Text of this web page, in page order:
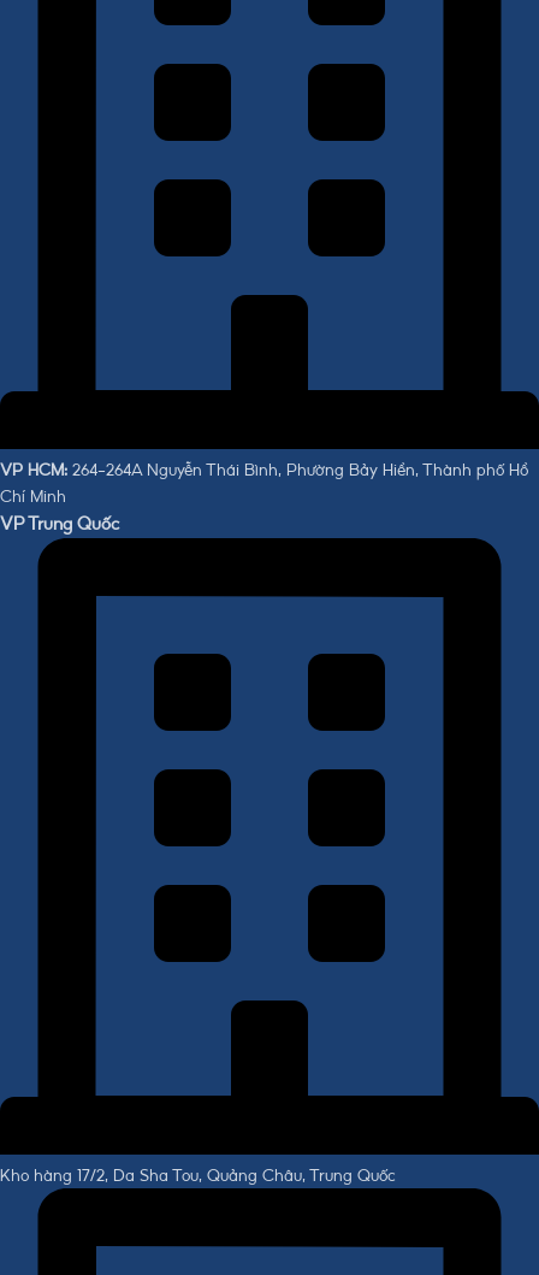
VP HCM: 264-264A Nguyễn Thái Bình, Phường Bảy Hiền, Thành phố Hồ
Chí Minh
VP Trung Quốc
Kho hàng 17/2, Da Sha Tou, Quảng Châu, Trung Quốc